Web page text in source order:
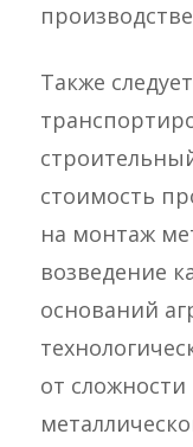
Также
стоимость
на монтаж
возведение
оснований
от